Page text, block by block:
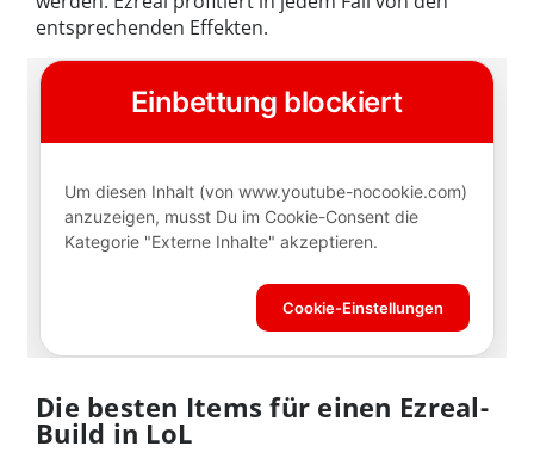
entsprechenden Effekten.
Die besten Items für einen Ezreal-
Build in LoL